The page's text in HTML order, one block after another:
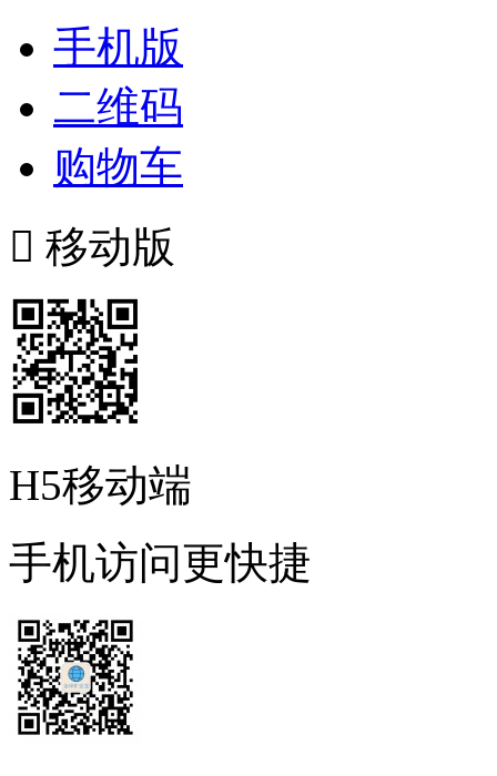
手机版
二维码
购物车
 移动版
H5移动端
手机访问更快捷